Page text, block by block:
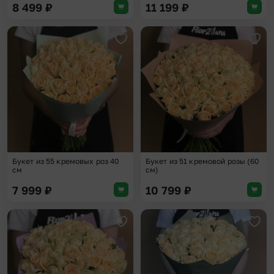
8 499 ₽ 11 199 ₽
Добавить в избранное
Букет из 55 кремовых роз 40
см
7 999 ₽
Букет из 51 кремовой розы (60
см)
10 799 ₽
Добавить в избранное